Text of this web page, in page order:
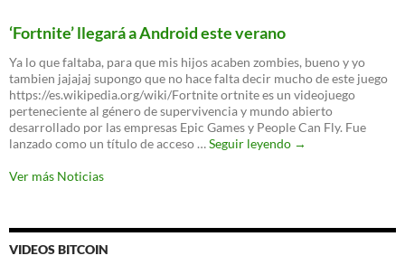
es
oficial:
un
nuevo
protocolo
para
proteger
tu
‘Fortnite’ llegará a Android este verano
Ya lo que faltaba, para que mis hijos acaben zombies, bueno y yo
tambien jajajaj supongo que no hace falta decir mucho de este juego
https://es.wikipedia.org/wiki/Fortnite ortnite es un videojuego
perteneciente al género de supervivencia y mundo abierto
desarrollado por las empresas Epic Games y People Can Fly. Fue
lanzado como un título de acceso …Seguir leyendo ‘Fortnite’
→
Ver más Noticias
VIDEOS BITCOIN